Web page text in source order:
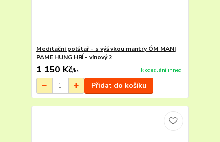
Meditační polštář - s výšivkou mantry ÓM MANI
PAME HUNG HRÍ - vínový 2
1 150 Kč/ks k odeslání ihned
Přidat do košíku